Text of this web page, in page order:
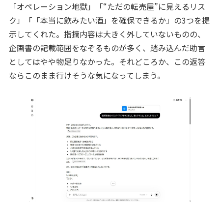
「オペレーション地獄」「“ただの転売屋”に見えるリス
ク」「「本当に飲みたい酒」を確保できるか」の3つを提
示してくれた。指摘内容は大きく外していないものの、
企画書の記載範囲をなぞるものが多く、踏み込んだ助言
としてはやや物足りなかった。それどころか、この返答
ならこのまま行けそうな気になってしまう。